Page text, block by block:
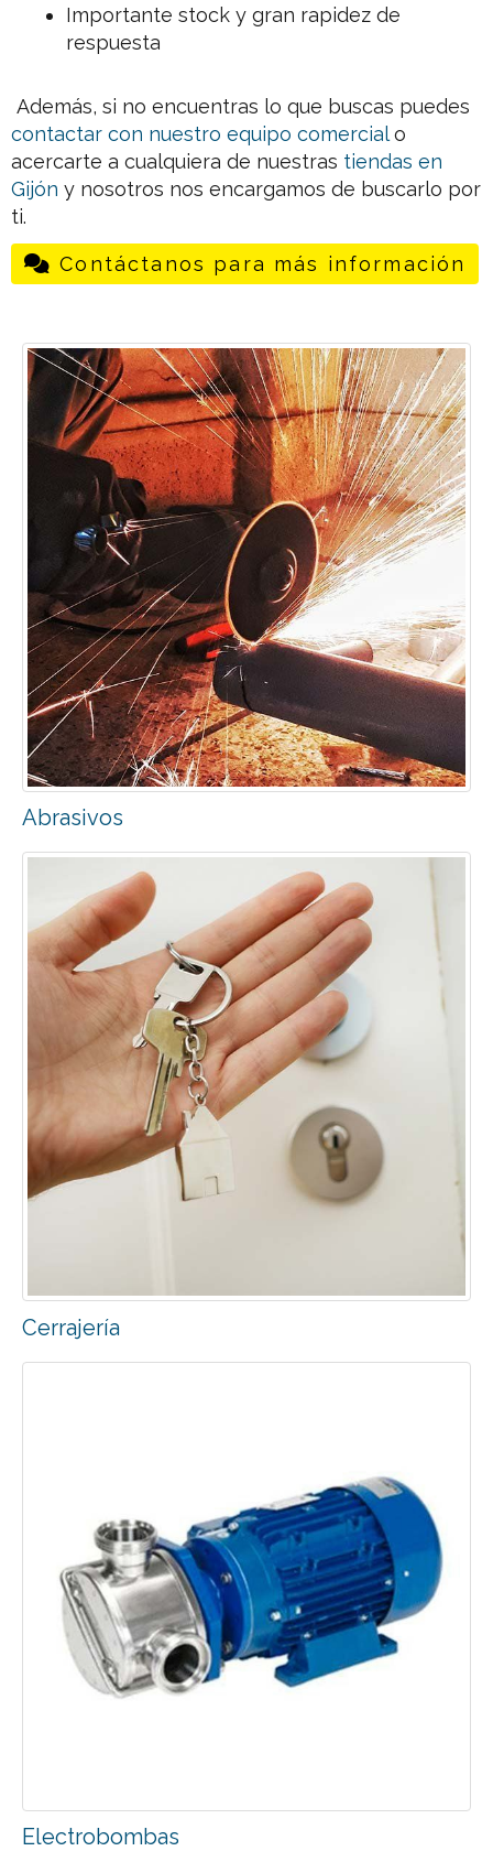
Importante stock y gran rapidez de
respuesta
Además, si no encuentras lo que buscas puedes
contactar con nuestro equipo comercialo
acercarte a cualquiera de nuestras tiendas en
Gijón y nosotros nos encargamos de buscarlo por
ti.
Contáctanos para más información
Abrasivos
Cerrajería
Electrobombas